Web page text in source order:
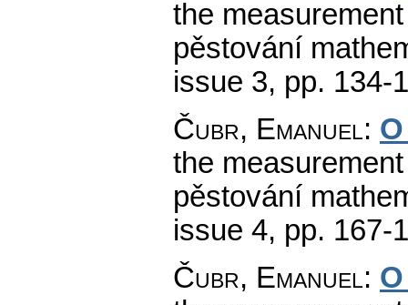
the
pěstování
issue 3, pp. 134-
Čubr, Emanuel:
the
pěstování
issue 4, pp. 167-
Čubr, Emanuel: